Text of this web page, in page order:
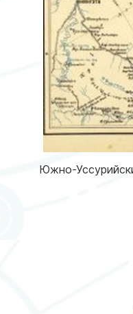
Южно-